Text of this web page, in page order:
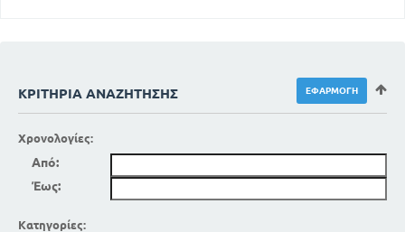
ΚΡΙΤΉΡΙΑ ΑΝΑΖΉΤΗΣΗΣ
Χρονολογίες:
Από:
Έως:
Κατηγορίες: